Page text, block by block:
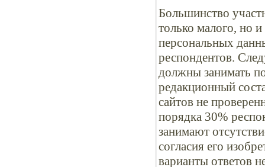
Большинство
только малого, но и
персональных
респондентов.
должны занимать
редакционный
сайтов не
порядка 30%
занимают
согласия его
варианты ответов